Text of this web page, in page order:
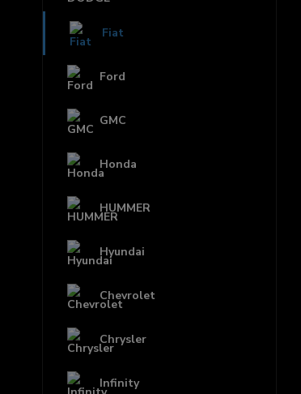
Fiat
Ford
GMC
Honda
HUMMER
Hyundai
Chevrolet
Chrysler
Infinity